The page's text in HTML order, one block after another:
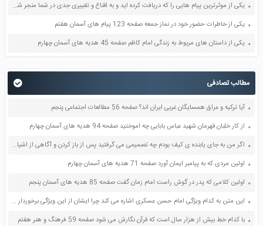
یکی از موثرترین پیام هایی را که دریافت کرده اید و به اقناع و تغییری جدی در شما منجر شده است برسی کنید و علت این تاثیر گذاری قابل توجه را بنویسید صفحه 52 تفکر و سواد رسانه ای دهم
یکی از خاطرات حضور خود در نماز جمعه صفحه 123 پیام های آسمان هفتم
یکی از داستان های مربوط به زندگی امام کاظم صفحه 45 هدیه های آسمان چهارم
مطالب تصادفی
آیا ترکیه و عراق همسایگان غربی ایران اند؟ صفحه 56 مطالعات اجتماعی پنجم
از کار خلبان قهرمان شهید عباس بابایی چه اموختید صفحه 94 هدیه های آسمان چهارم
اگر من به جای یابنده ی کیف بودم چه تصمیمی می گرفتید پس از باز کردن و آگاهی از اشیای داخل آن صفحه 22 تفکر و پژوهش ششم
اولین مردی که به پیامبر ایمان آورد صفحه 71 هدیه های آسمان چهارم
اولین کلامی که پدر در گوش راست امام زمان گفت صفحه 85 هدیه های آسمان پنجم
این متن به کدام ویژگی امام حسن عسکری اشاره می کند چرا ایشان از این ویژگی برخوردار بودند صفحه 78 هدیه های آسمان پنجم
با کدام خط بیش از هزار سال است که قرآن نگارش می شود صفحه 59 فرهنگ و هنر هفتم